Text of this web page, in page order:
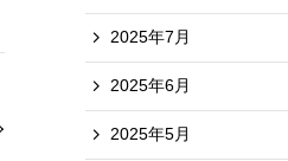
2025年7月
2025年6月
2025年5月